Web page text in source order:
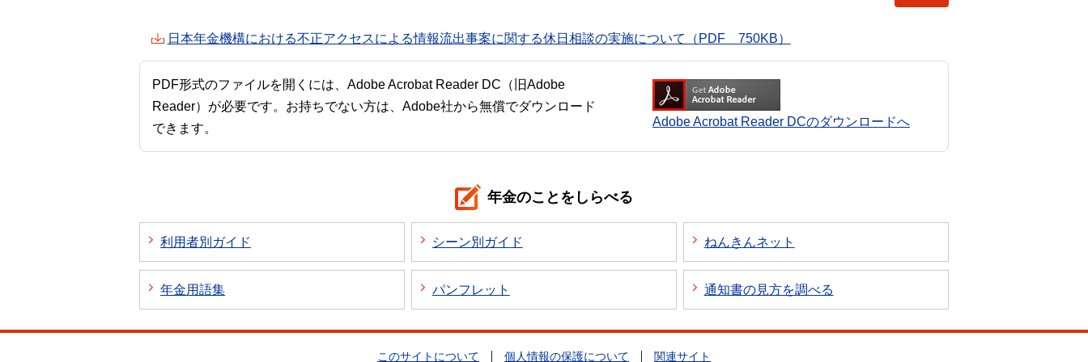
日本年金機構における不正アクセスによる情報流出事案に関する休日相談の実施について（PDF 750KB）
PDF形式のファイルを開くには、Adobe Acrobat Reader DC（旧Adobe
Reader）が必要です。お持ちでない方は、Adobe社から無償でダウンロード
できます。
Adobe Acrobat Reader DCのダウンロードへ
年金のことをしらべる
利用者別ガイド シーン別ガイド ねんきんネット
年金用語集 パンフレット 通知書の見方を調べる
このサイトについて 個人情報の保護について 関連サイト